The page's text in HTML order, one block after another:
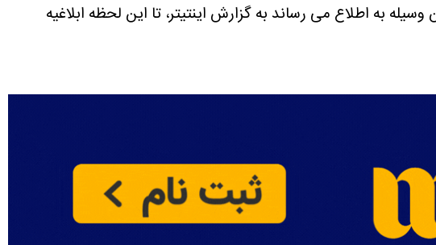
وسیله به اطلاع می رساند به گزارش اینتیتر، تا این لحظه ابلاغیه